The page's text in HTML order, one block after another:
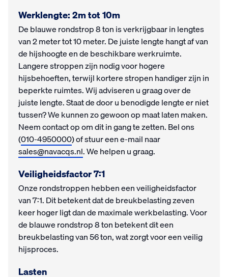
Werklengte: 2m tot 10m
De blauwe rondstrop 8 ton is verkrijgbaar in lengtes
van 2 meter tot 10 meter. De juiste lengte hangt af van
de hijshoogte en de beschikbare werkruimte.
Langere stroppen zijn nodig voor hogere
hijsbehoeften, terwijl kortere stropen handiger zijn in
beperkte ruimtes. Wij adviseren u graag over de
juiste lengte. Staat de door u benodigde lengte er niet
tussen? We kunnen zo gewoon op maat laten maken.
Neem contact op om dit in gang te zetten. Bel ons
(010-4950000) of stuur een e-mail naar
sales@navacqs.nl. We helpen u graag.
Veiligheidsfactor 7:1
Onze rondstroppen hebben een veiligheidsfactor
van 7:1. Dit betekent dat de breukbelasting zeven
keer hoger ligt dan de maximale werkbelasting. Voor
de blauwe rondstrop 8 ton betekent dit een
breukbelasting van 56 ton, wat zorgt voor een veilig
hijsproces.
Lasten